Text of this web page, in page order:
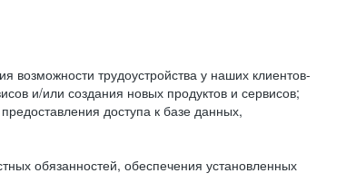
возможности трудоустройства у наших клиентов-
и/или создания новых продуктов и сервисов;
доступа к базе данных,
обязанностей, обеспечения установленных